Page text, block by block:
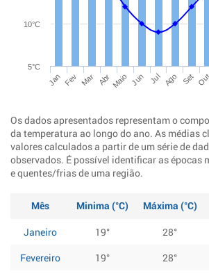
Jan Fev Mar Abr Maio Jun Jul Ago Set
5°C
10°C
Os dados apresentados representam o
da temperatura ao longo do ano. As médias
valores calculados a partir de um série de
observados. É possível identificar as épocas
e quentes/frias de uma região.
Mês Minima (°C) Máxima (°C)
Janeiro
19° 28°
Fevereiro
19° 28°